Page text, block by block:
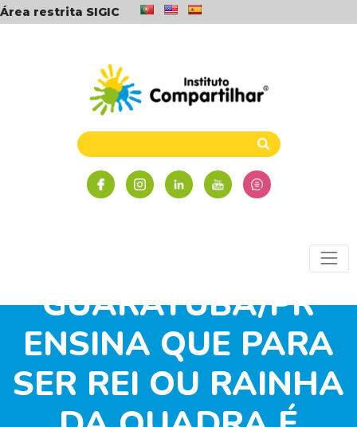
Área restrita SIGIC
GUARATUBA/PR
ENSINA QUE PARA
SER REI OU RAINHA